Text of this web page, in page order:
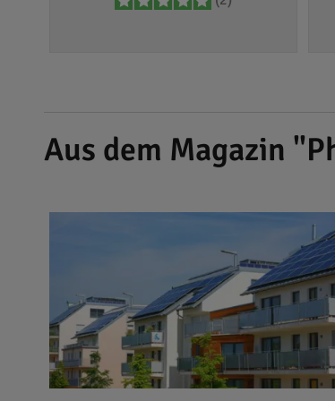
Aus dem Magazin